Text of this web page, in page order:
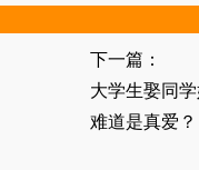
下一篇：
大学生娶同
难道是真爱？